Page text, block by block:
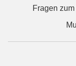
Fragen